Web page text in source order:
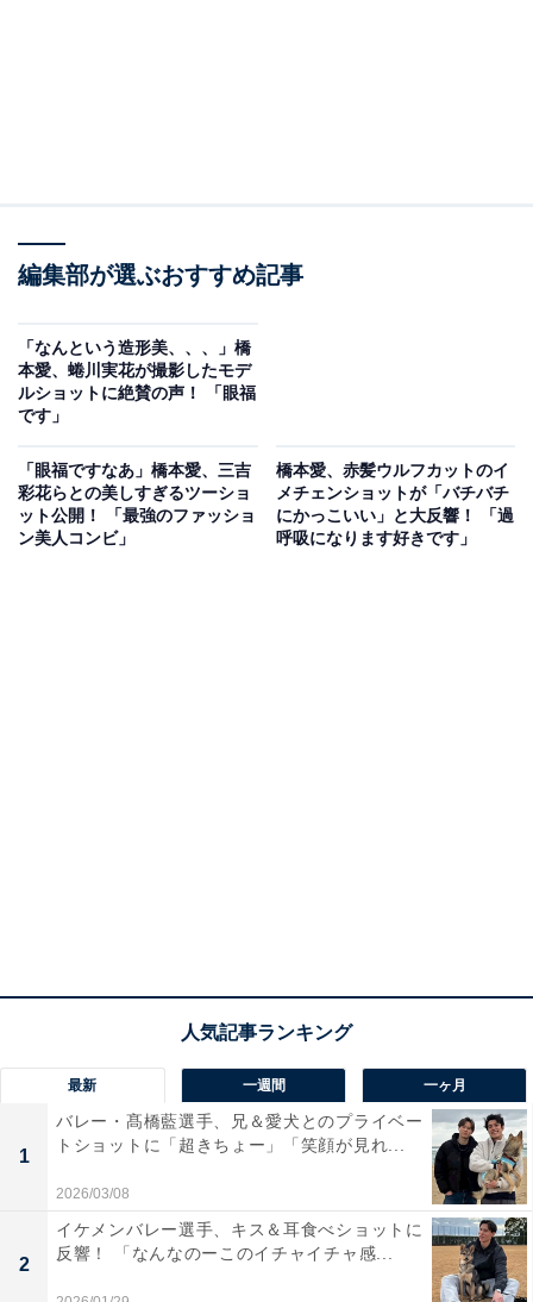
編集部が選ぶおすすめ記事
「なんという造形美、、、」橋
本愛、蜷川実花が撮影したモデ
ルショットに絶賛の声！ 「眼福
です」
「眼福ですなあ」橋本愛、三吉
彩花らとの美しすぎるツーショ
ット公開！ 「最強のファッショ
ン美人コンビ」
橋本愛、赤髪ウルフカットのイ
メチェンショットが「バチバチ
にかっこいい」と大反響！ 「過
呼吸になります好きです」
最新 一週間 一ヶ月
1
バレー・髙橋藍選手、兄＆愛犬とのプライベー
トショットに「超きちょー」「笑顔が見れ...
2026/03/08
2
イケメンバレー選手、キス＆耳食べショットに
反響！ 「なんなのーこのイチャイチャ感...